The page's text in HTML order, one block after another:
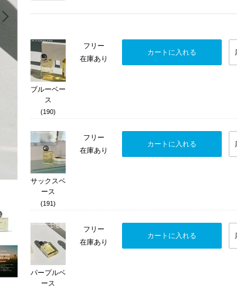
ブルーベー
ス
(190)
フリー
在庫あり
カートに入れる
サックスベ
ース
(191)
フリー
在庫あり
カートに入れる
パープルベ
ース
フリー
在庫あり
カートに入れる